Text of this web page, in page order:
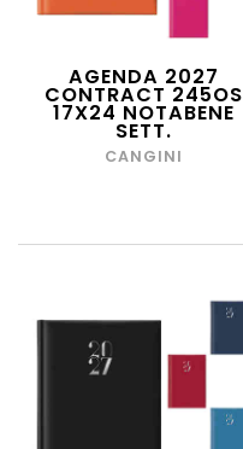
AGENDA 2027
CONTRACT 245OS
17X24 NOTABENE
SETT.
CANGINI